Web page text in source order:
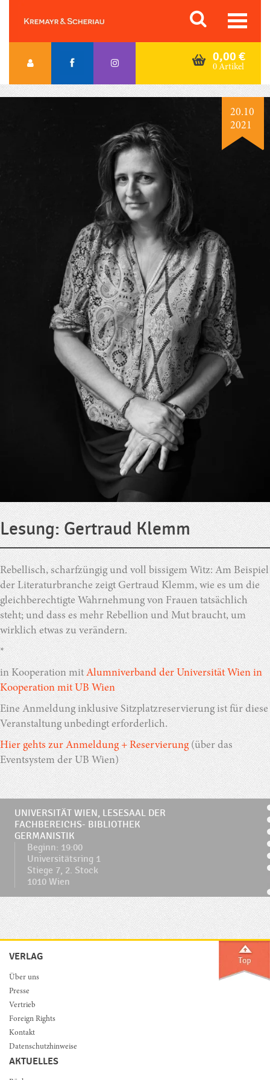
content
Orac K&S
0,00 €
0 Artikel
20.10
2021
Lesung: Gertraud Klemm
Rebellisch, scharfzüngig und voll bissigem Witz: Am Beispiel
der Literaturbranche zeigt Gertraud Klemm, wie es um die
gleichberechtigte Wahrnehmung von Frauen tatsächlich
steht; und dass es mehr Rebellion und Mut braucht, um
wirklich etwas zu verändern.
*
in Kooperation mitAlumniverband der Universität Wien in
Kooperation mit UB Wien
Eine Anmeldung inklusive Sitzplatzreservierung ist für diese
Veranstaltung unbedingt erforderlich.
Hier gehts zur Anmeldung + Reservierung(über das
Eventsystem der UB Wien)
UNIVERSITÄT WIEN, LESESAAL DER
FACHBEREICHS- BIBLIOTHEK
GERMANISTIK
Beginn: 19:00
Universitätsring 1
Stiege 7, 2. Stock
1010 Wien
VERLAG
Über uns
Presse
Vertrieb
Foreign Rights
Kontakt
Datenschutzhinweise
AKTUELLES